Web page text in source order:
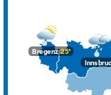
Bregenz25°